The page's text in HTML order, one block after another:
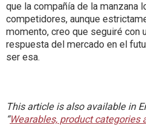
que la compañía de la manzana
competidores, aunque
momento, creo que seguiré con
respuesta del mercado en el
ser esa.
This article is also available in
“Wearables, product categories